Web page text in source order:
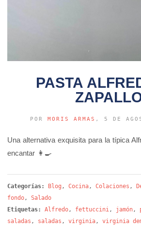
PASTA
POR MORIS ARMAS , 5 DE
Una alternativa exquisita para la típica
encantar 👩‍🍳
Categorías: Blog , Cocina , Colaciones ,
fondo , Salado
Etiquetas:
Alfredo , fettuccini , jamón ,
saladas , saladas , virginia , virginia